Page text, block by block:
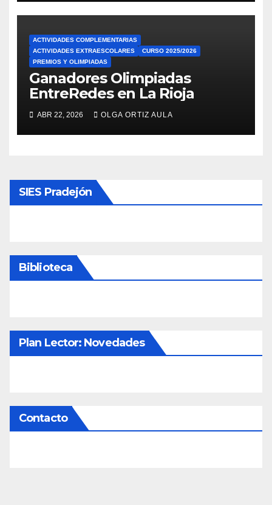
ACTIVIDADES COMPLEMENTARIAS
ACTIVIDADES EXTRAESCOLARES
CURSO 2025/2026
PREMIOS Y OLIMPIADAS
Ganadores Olimpiadas
EntreRedes en La Rioja
ABR 22, 2026 OLGA ORTIZ AULA
SIES Pradejón
Biblioteca
Plan Lector: Novedades
Contacto